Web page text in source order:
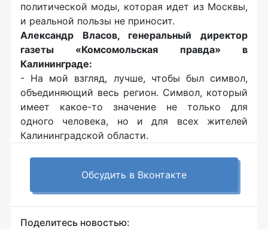
политической моды, которая идет из Москвы,
и реальной пользы не приносит.
Александр Власов, генеральный директор
газеты «Комсомольская правда» в
Калининграде:
- На мой взгляд, лучше, чтобы был символ,
объединяющий весь регион. Символ, который
имеет какое-то значение не только для
одного человека, но и для всех жителей
Калининградской области.
Обсудить в Вконтакте
Поделитесь новостью: